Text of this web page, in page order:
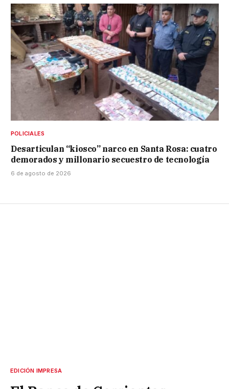
POLICIALES
Desarticulan “kiosco” narco en Santa Rosa: cuatro
demorados y millonario secuestro de tecnología
6 de agosto de 2026
EDICIÓN IMPRESA